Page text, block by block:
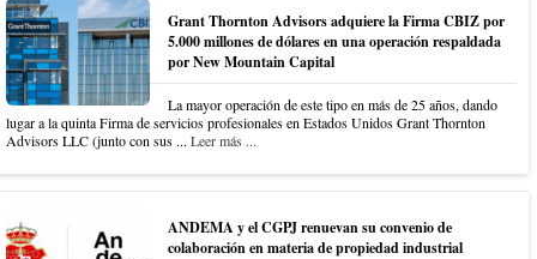
Grant Thornton Advisors adquiere la Firma CBIZ por
5.000 millones de dólares en una operación respaldada
por New Mountain Capital
La mayor operación de este tipo en más de 25 años, dando
lugar a la quinta Firma de servicios profesionales en Estados Unidos Grant Thornton
Advisors LLC (junto con sus ... Leer más ...
ANDEMA y el CGPJ renuevan su convenio de
colaboración en materia de propiedad industrial